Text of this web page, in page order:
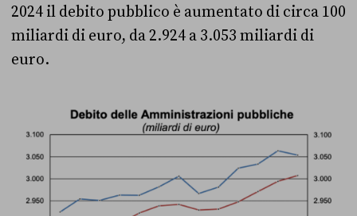
2024 il debito pubblico è aumentato di circa 100
miliardi di euro, da 2.924 a 3.053 miliardi di
euro.